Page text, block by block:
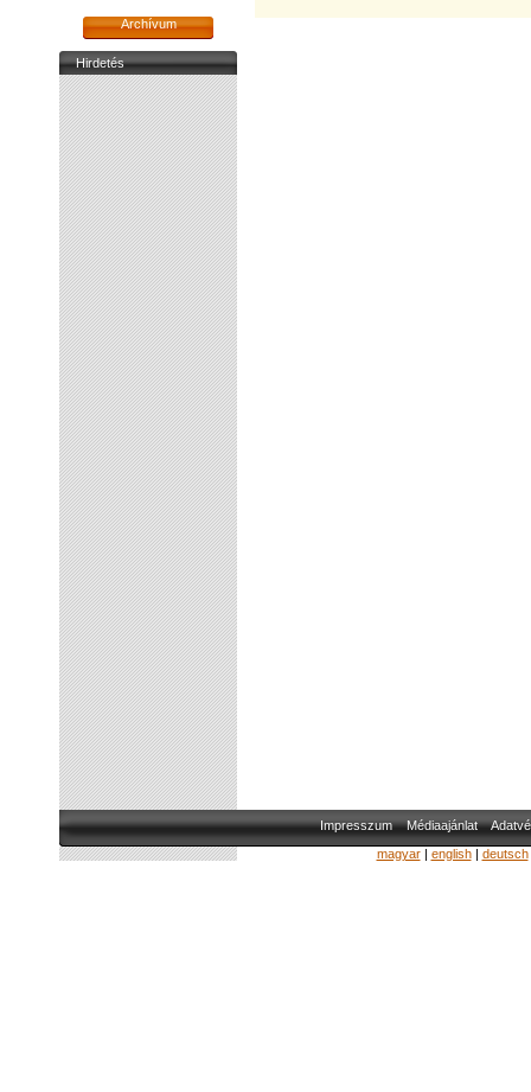
Archívum
Hirdetés
Impresszum Médiaajánlat
magyar| english| deutsch